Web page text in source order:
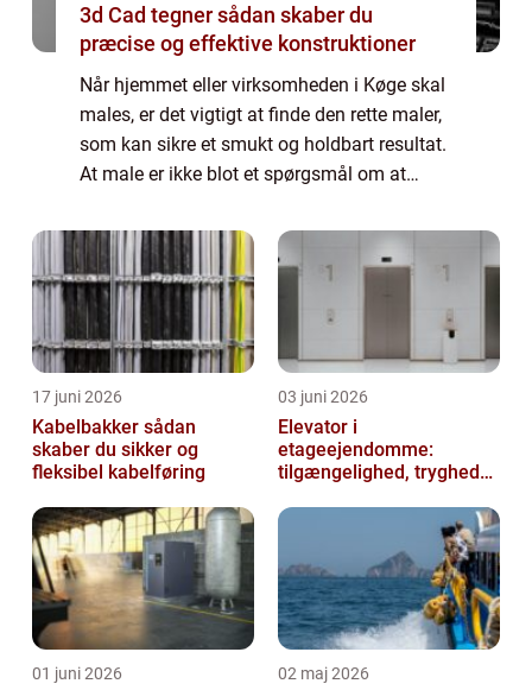
3d Cad tegner sådan skaber du
præcise og effektive konstruktioner
Når hjemmet eller virksomheden i Køge skal
males, er det vigtigt at finde den rette maler,
som kan sikre et smukt og holdbart resultat.
At male er ikke blot et spørgsmål om at
investering i din ejendoms æstetik, bes...
17 juni 2026
Kabelbakker sådan
skaber du sikker og
fleksibel kabelføring
03 juni 2026
Elevator i
etageejendomme:
tilgængelighed, tryghed
01 juni 2026 02 maj 2026